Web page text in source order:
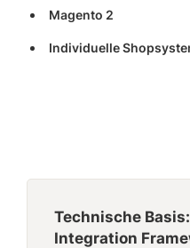
Magento 2
Individuelle
Technische
Integration